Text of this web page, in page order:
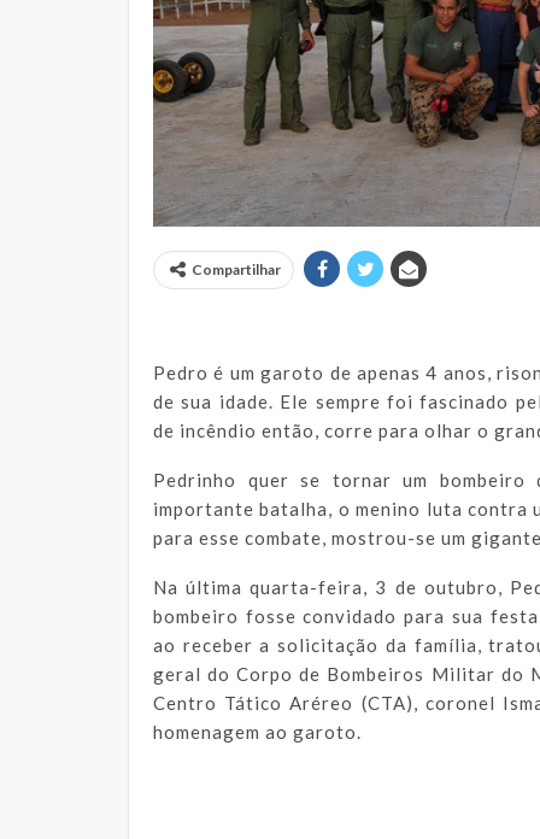
Compartilhar
Pedro é um garoto de apenas 4 anos,
de sua idade. Ele sempre foi fascinado
de incêndio então, corre para olhar o
Pedrinho quer se tornar um bombeiro
importante batalha, o menino luta contra
para esse combate, mostrou-se um
Na última quarta-feira, 3 de outubro,
bombeiro fosse convidado para sua
ao receber a solicitação da família,
geral do Corpo de Bombeiros Militar do
Centro Tático Aréreo (CTA), coronel
homenagem ao garoto.